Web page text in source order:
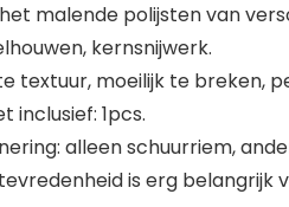
malende polijsten van
kernsnijwerk.
textuur, moeilijk te breken,
inclusief: 1pcs.
alleen schuurriem,
is erg belangrijk